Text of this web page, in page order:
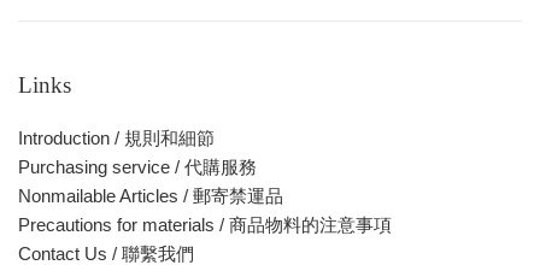
Links
Introduction / 規則和細節
Purchasing service / 代購服務
Nonmailable Articles / 郵寄禁運品
Precautions for materials / 商品物料的注意事項
Contact Us / 聯繫我們